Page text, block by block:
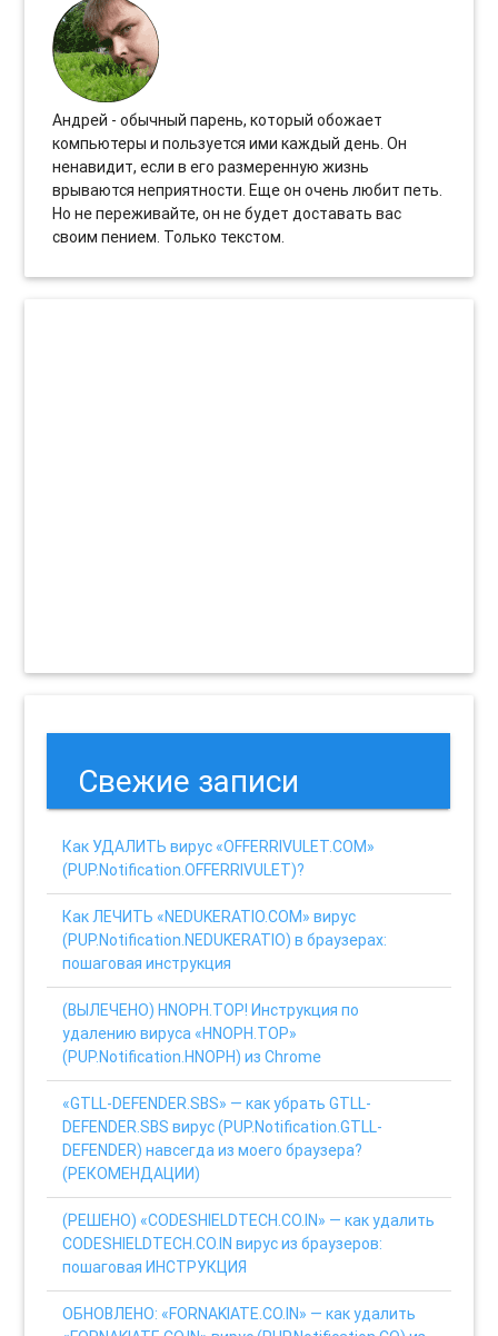
Андрей - обычный парень, который обожает
компьютеры и пользуется ими каждый день. Он
ненавидит, если в его размеренную жизнь
врываются неприятности. Еще он очень любит петь.
Но не переживайте, он не будет доставать вас
своим пением. Только текстом.
Свежие записи
Как УДАЛИТЬ вирус «OFFERRIVULET.COM»
(PUP.Notification.OFFERRIVULET)?
Как ЛЕЧИТЬ «NEDUKERATIO.COM» вирус
(PUP.Notification.NEDUKERATIO) в браузерах:
пошаговая инструкция
(ВЫЛЕЧЕНО) HNOPH.TOP! Инструкция по
удалению вируса «HNOPH.TOP»
(PUP.Notification.HNOPH) из Chrome
«GTLL-DEFENDER.SBS» — как убрать GTLL-
DEFENDER.SBS вирус (PUP.Notification.GTLL-
DEFENDER) навсегда из моего браузера?
(РЕКОМЕНДАЦИИ)
(РЕШЕНО) «CODESHIELDTECH.CO.IN» — как удалить
CODESHIELDTECH.CO.IN вирус из браузеров:
пошаговая ИНСТРУКЦИЯ
ОБНОВЛЕНО: «FORNAKIATE.CO.IN» — как удалить